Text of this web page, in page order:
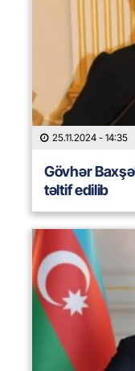
25.11.2024 - 14:35
Gövhər
təltif edilib